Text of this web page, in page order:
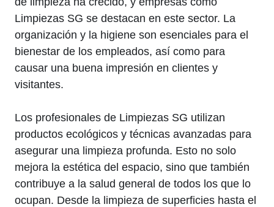
Limpiezas SG se destacan en este sector. La
organización y la higiene son esenciales para el
bienestar de los empleados, así como para
causar una buena impresión en clientes y
visitantes.
Los profesionales de Limpiezas SG utilizan
productos ecológicos y técnicas avanzadas para
asegurar una limpieza profunda. Esto no solo
mejora la estética del espacio, sino que también
contribuye a la salud general de todos los que lo
ocupan. Desde la limpieza de superficies hasta el